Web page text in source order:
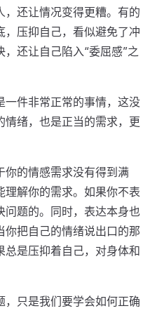
还让情况变得更糟。有的
，压抑自己，看似避免了冲
还让自己陷入“委屈感”之
一件非常正常的事情，这没
情绪，也是正当的需求，更
你的情感需求没有得到满
理解你的需求。如果你不表
题的。同时，表达本身也
你把自己的情绪说出口的那
是压抑着自己，对身体和
只是我们要学会如何正确